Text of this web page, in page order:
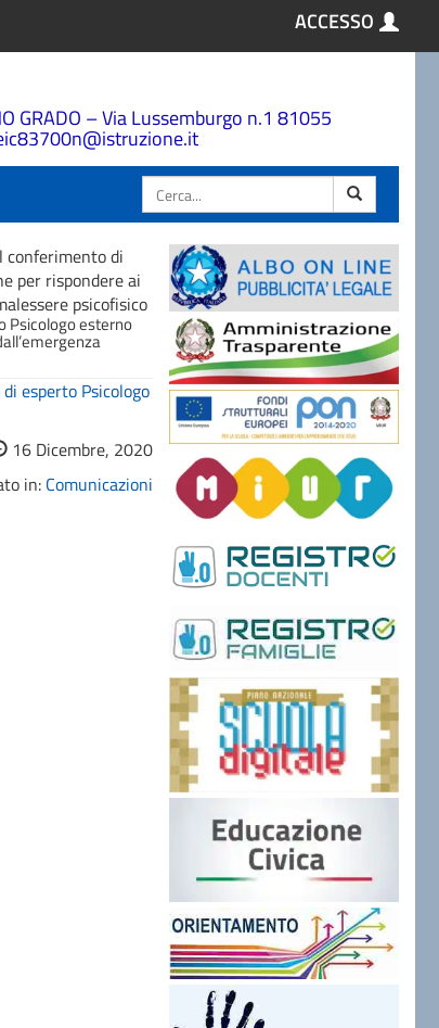
ACCESSO
GRADO – Via Lussemburgo n.1 81055
Cerca
conferimento di
per rispondere ai
psicofisico
Psicologo esterno
esperto Psicologo
16 Dicembre, 2020
in: Comunicazioni